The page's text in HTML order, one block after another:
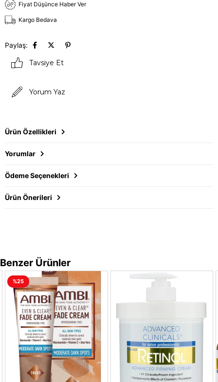
Fiyat Düşünce Haber Ver
Kargo Bedava
Paylaş:
Tavsiye Et
Yorum Yaz
Ürün Özellikleri
Yorumlar
Ödeme Seçenekleri
Ürün Önerileri
Benzer Ürünler
%25